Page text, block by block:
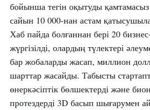
бойынша тегін оқытуды
сайын 10 000-нан астам
Хаб пайда болғаннан бері 20
жүргізілді, олардың түлектері
бар жобаларды жасап, миллион
шарттар жасайды. Табысты
өнеркәсіптік бөлшектерді және
протездерді 3D басып шығарумен